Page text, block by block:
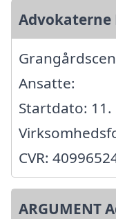
Advokaterne
Ansatte:
Startdato: 11.
CVR:
ARGUMENT